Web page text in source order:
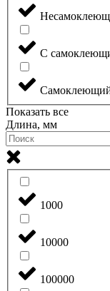
С
Показать все
Длина, мм
1000
10000
100000